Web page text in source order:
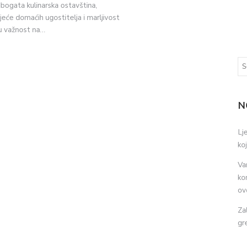
kulinarska ostavština,
domaćih ugostitelja i marljivost
važnost na…